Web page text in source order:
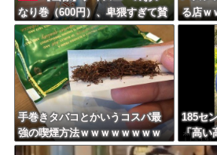
なり巻（600円）、卑猥すぎて賛
否両論ｗｗｗｗｗｗｗｗｗ
る店ｗ
手巻きタバコとかいうコスパ最
強の喫煙方法ｗｗｗｗｗｗｗｗ
ｗｗｗｗｗ
185セ
「高い
激白